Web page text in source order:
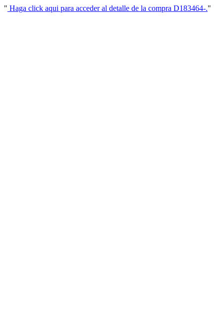
" Haga click aqui para acceder al detalle de la compra D183464-."